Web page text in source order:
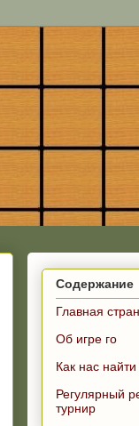
Содержание
Главная
Об игре го
Как нас найти
Регулярный
турнир